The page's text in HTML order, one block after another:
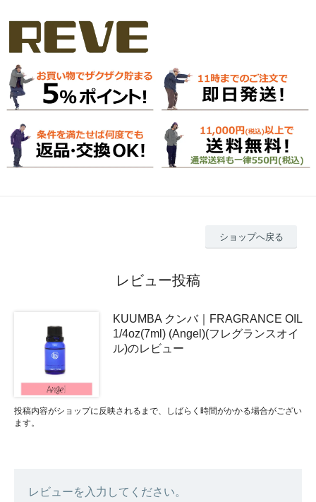
ショップへ戻る
レビュー投稿
KUUMBA クンバ｜FRAGRANCE OIL
1/4oz(7ml) (Angel)(フレグランスオイ
ル)のレビュー
投稿内容がショップに反映されるまで、しばらく時間がかかる場合がござい
ます。
レビューを入力してください。